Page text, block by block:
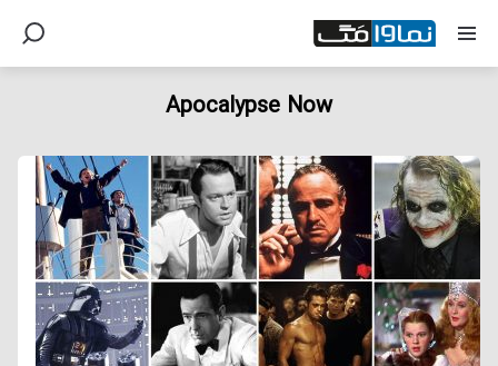
Apocalypse Now